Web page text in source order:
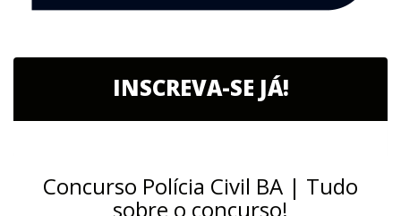
INSCREVA-SE JÁ!
Concurso Polícia Civil BA | Tudo
sobre o concurso!